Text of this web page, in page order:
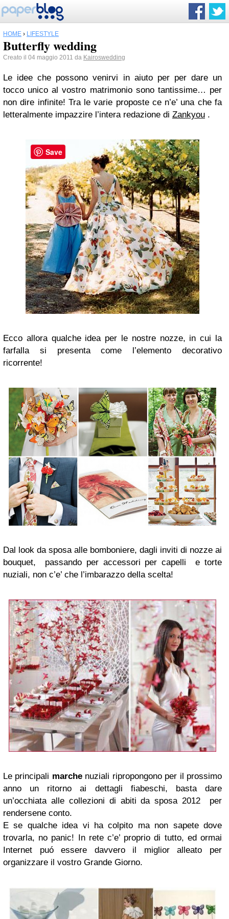
HOME › LIFESTYLE
Butterfly wedding
Creato il 04 maggio 2011 da Kairoswedding
Le idee che possono venirvi in aiuto per per dare un
tocco unico al vostro matrimonio sono tantissime… per
non dire infinite! Tra le varie proposte ce n’e’ una che fa
letteralmente impazzire l’intera redazione di Zankyou .
Ecco allora qualche idea per le nostre nozze, in cui la
farfalla si presenta come l’elemento decorativo
ricorrente!
Dal look da sposa alle bomboniere, dagli inviti di nozze ai
bouquet, passando per accessori per capelli e torte
nuziali, non c’e’ che l’imbarazzo della scelta!
Le principali marchenuziali ripropongono per il prossimo
anno un ritorno ai dettagli fiabeschi, basta dare
un’occhiata alle collezioni di abiti da sposa 2012 per
rendersene conto.
E se qualche idea vi ha colpito ma non sapete dove
trovarla, no panic! In rete c’e’ proprio di tutto, ed ormai
Internet puó essere davvero il miglior alleato per
organizzare il vostro Grande Giorno.
Save